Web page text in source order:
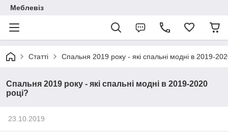
Меблевіз
Статті Спальня 2019 року - які спальні модні в 2019-
Спальня 2019 року - які спальні модні в 2019-2020
році?
23.10.2019